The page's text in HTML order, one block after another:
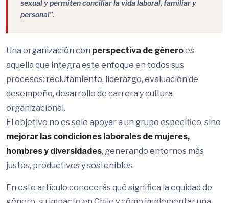
sexual y permiten conciliar la vida laboral, familiar y
personal”.
Una organización con perspectiva de géneroes
aquella que integra este enfoque en todos sus
procesos: reclutamiento, liderazgo, evaluación de
desempeño, desarrollo de carrera y cultura
organizacional.
El objetivo no es solo apoyar a un grupo específico, sino
mejorar las condiciones laborales de mujeres,
hombres y diversidades, generando entornos más
justos, productivos y sostenibles.
En este artículo conocerás qué significa la equidad de